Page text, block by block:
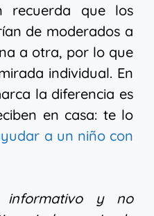
recuerda que los
de moderados a
a otra, por lo que
individual. En
la diferencia es
en casa: te lo
a un niño con
informativo y no